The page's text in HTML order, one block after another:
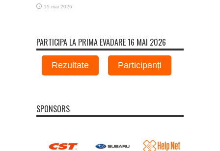
15 mai 2026
PARTICIPA LA PRIMA EVADARE 16 MAI 2026
Rezultate Participanți
SPONSORS